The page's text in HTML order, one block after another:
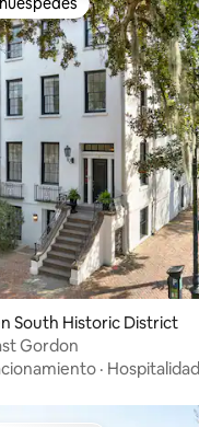
South Historic District
Gordon
· Hospitalidad